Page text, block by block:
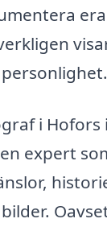
i Hofors
expert